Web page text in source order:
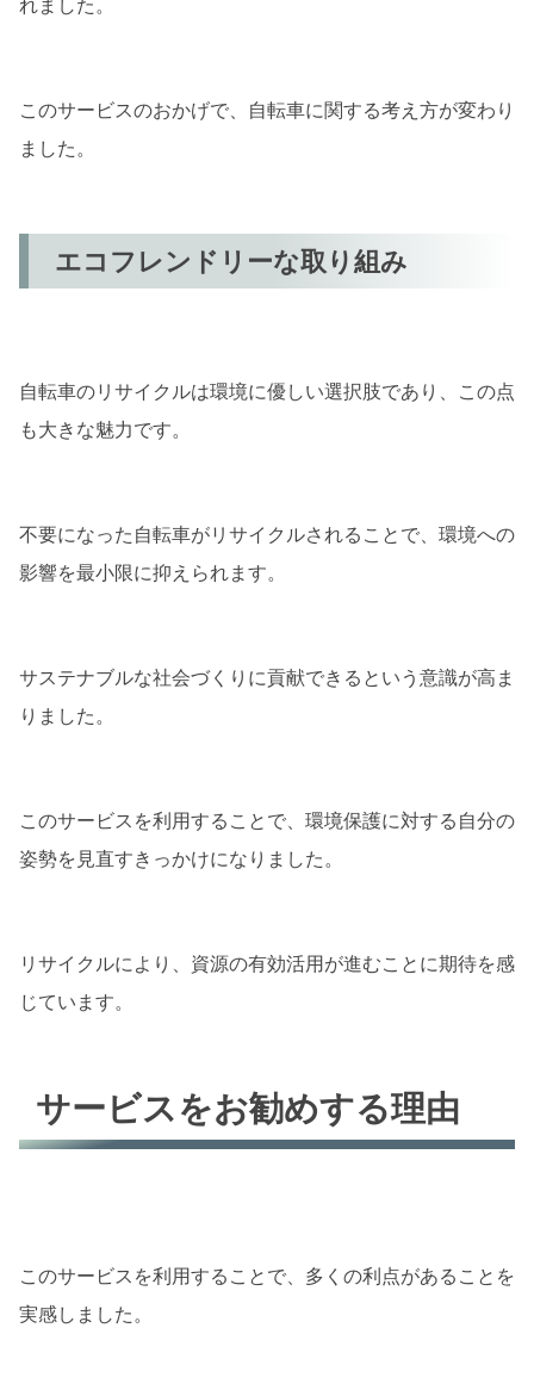
このサービスのおかげで、自転車に関する考え方が変わり
ました。
エコフレンドリーな取り組み
自転車のリサイクルは環境に優しい選択肢であり、この点
も大きな魅力です。
不要になった自転車がリサイクルされることで、環境への
影響を最小限に抑えられます。
サステナブルな社会づくりに貢献できるという意識が高ま
りました。
このサービスを利用することで、環境保護に対する自分の
姿勢を見直すきっかけになりました。
リサイクルにより、資源の有効活用が進むことに期待を感
じています。
サービスをお勧めする理由
このサービスを利用することで、多くの利点があることを
実感しました。